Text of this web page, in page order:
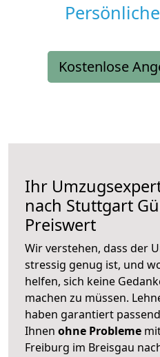
Kostenlose
Ihr
nach Stuttgart
Preiswert
Wir verstehen, dass der
stressig genug ist, und
helfen, sich keine
machen zu müssen.
haben garantiert
Ihnen ohne Probleme
Freiburg im Breisgau